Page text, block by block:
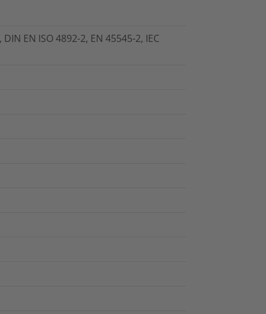
EN ISO 4892-2, EN 45545-2, IEC